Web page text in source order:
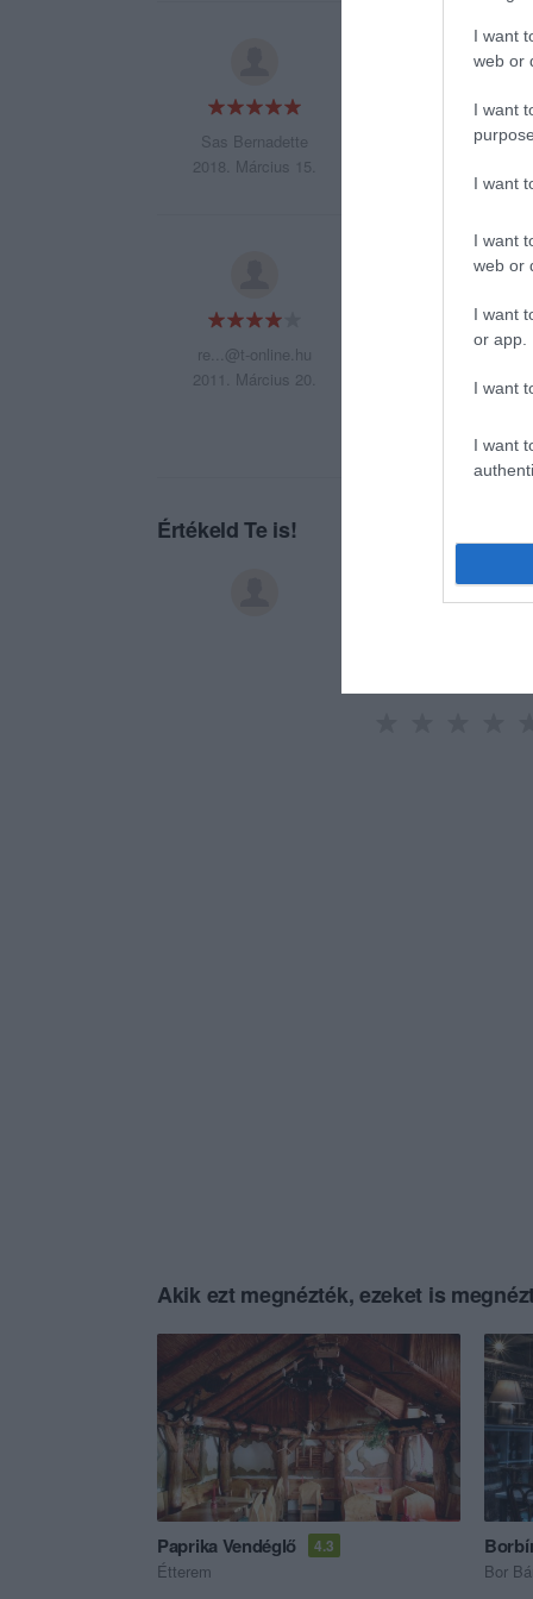
I want
web or
I want
I want
I want
web or
I want
or app.
I want
I want
Sas Bernadette
2018. Március 15.
Rendkivul
re...@t-online.hu
2011. Március 20.
Az ételek
egy olyan
szabad, de oda
múlva bejött egy
ezen a helyen
Értékeld Te is!
Akik ezt megnézték, ezeket is
Paprika Vendéglő 4.3
Étterem Bor